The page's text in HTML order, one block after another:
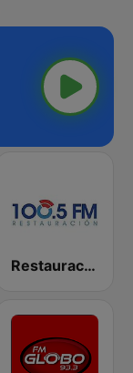
Restauración 100.5 FM